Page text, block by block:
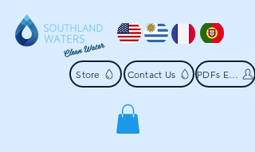
PDFs Español
Contact Us
Store